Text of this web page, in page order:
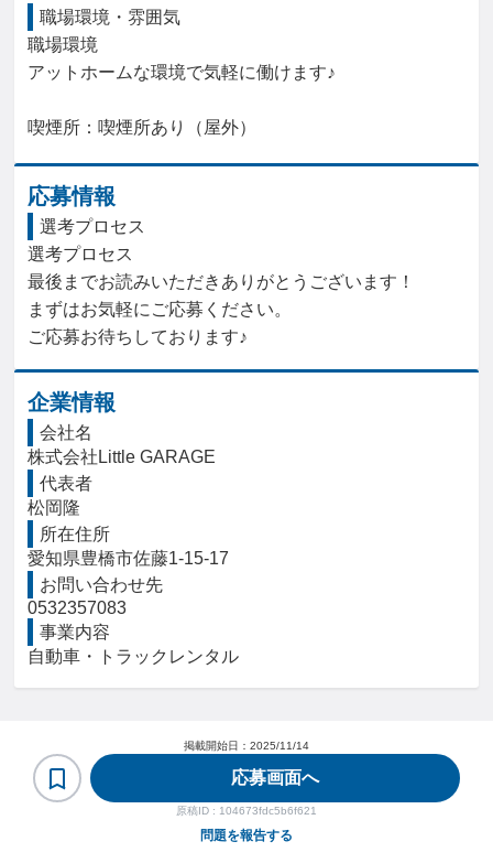
職場環境・雰囲気
職場環境
アットホームな環境で気軽に働けます♪
喫煙所：喫煙所あり（屋外）
応募情報
選考プロセス
選考プロセス
最後までお読みいただきありがとうございます！
まずはお気軽にご応募ください。
ご応募お待ちしております♪
企業情報
会社名
株式会社Little GARAGE
代表者
松岡隆
所在住所
愛知県豊橋市佐藤1-15-17
お問い合わせ先
0532357083
事業内容
自動車・トラックレンタル
掲載開始日： 2025/11/14
応募画面へ
原稿ID : 104673fdc5b6f621
問題を報告する